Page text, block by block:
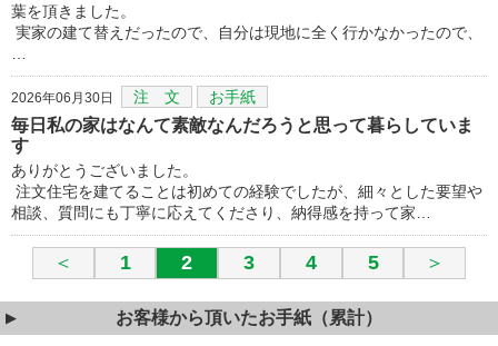
葉を頂きました。
実家の建て替えだったので、自分は現地に全く行かなかったので、
2026年06月30日 注 文 お手紙
毎日私の家はなんて素敵なんだろうと思って暮らしていま
す
ありがとうございました。
注文住宅を建てることは初めての経験でしたが、細々とした要望や
相談、質問にも丁寧に応えてくださり、納得感を持って家…
＜ 1 2 3 4 5 ＞
お客様から頂いたお手紙（累計）